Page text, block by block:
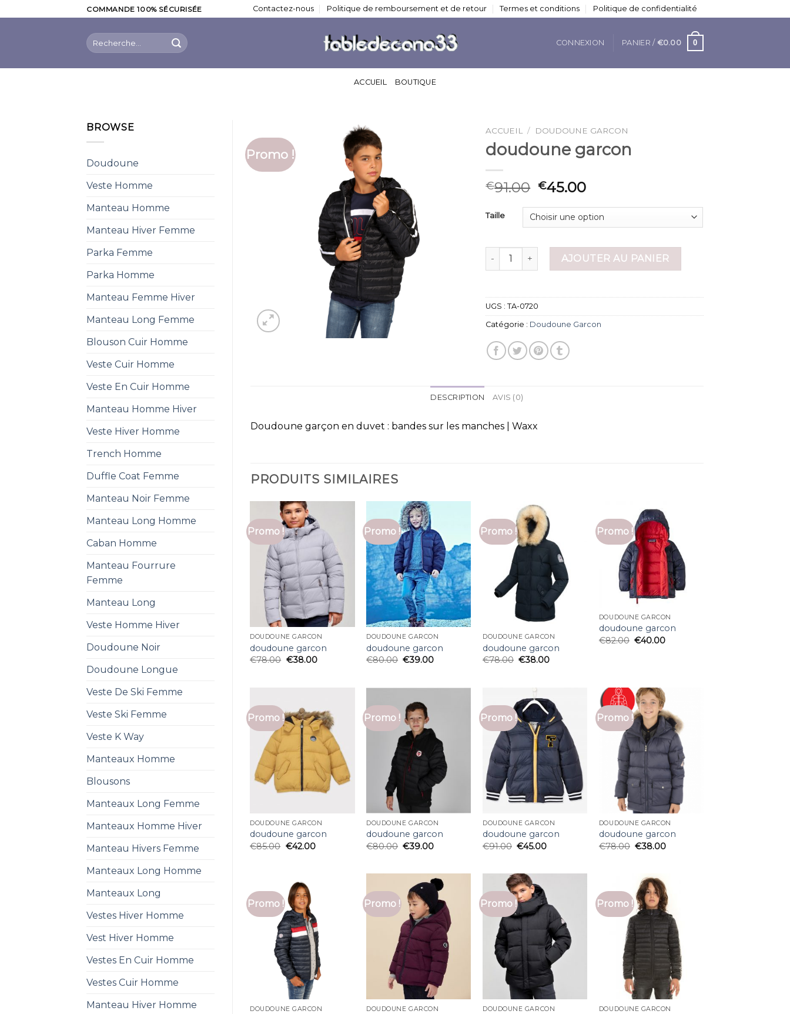
to
COMMANDE 100% SÉCURISÉE Contactez-nous Politique de remboursement et de retour Termes et conditions Politique de confidentialité
Recherche
pour :
CONNEXION PANIER / €0.00 0
ACCUEIL BOUTIQUE
BROWSE
Doudoune
Veste Homme
Manteau Homme
Manteau Hiver Femme
Parka Femme
Parka Homme
Manteau Femme Hiver
Manteau Long Femme
Blouson Cuir Homme
Veste Cuir Homme
Veste En Cuir Homme
Manteau Homme Hiver
Veste Hiver Homme
Trench Homme
Duffle Coat Femme
Manteau Noir Femme
Manteau Long Homme
Caban Homme
Manteau Fourrure
Femme
Manteau Long
Veste Homme Hiver
Doudoune Noir
Doudoune Longue
Veste De Ski Femme
Veste Ski Femme
Veste K Way
Manteaux Homme
Blousons
Manteaux Long Femme
Manteaux Homme Hiver
Manteau Hivers Femme
Manteaux Long Homme
Manteaux Long
Vestes Hiver Homme
Vest Hiver Homme
Vestes En Cuir Homme
Vestes Cuir Homme
Manteau Hiver Homme
Promo !
ACCUEIL / DOUDOUNE GARCON
doudoune garcon
€91.00 €45.00
Taille
quantité de doudoune garconAJOUTER AU PANIER
UGS :TA-0720
Catégorie : Doudoune Garcon
DESCRIPTION AVIS (0)
Doudoune garçon en duvet : bandes sur les manches | Waxx
PRODUITS SIMILAIRES
Promo !
DOUDOUNE GARCON
doudoune garcon
€78.00 €38.00
Promo !
DOUDOUNE GARCON
doudoune garcon
€80.00 €39.00
Promo !
DOUDOUNE GARCON
doudoune garcon
€78.00 €38.00
Promo !
DOUDOUNE GARCON
doudoune garcon
€82.00 €40.00
Promo !
DOUDOUNE GARCON
doudoune garcon
€85.00 €42.00
Promo !
DOUDOUNE GARCON
doudoune garcon
€80.00 €39.00
Promo !
DOUDOUNE GARCON
doudoune garcon
€91.00 €45.00
Promo !
DOUDOUNE GARCON
doudoune garcon
€78.00 €38.00
Promo !
DOUDOUNE GARCON
Promo !
DOUDOUNE GARCON
Promo !
DOUDOUNE GARCON
Promo !
DOUDOUNE GARCON